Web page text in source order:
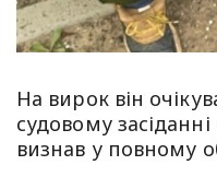
На вирок він
судовому
визнав у повному